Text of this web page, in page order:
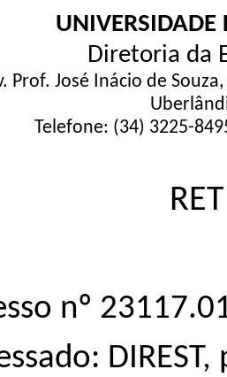
UNIVERSIDADE
Diretoria da
Prof. José Inácio de
Telefone: (34) 3225-
nº